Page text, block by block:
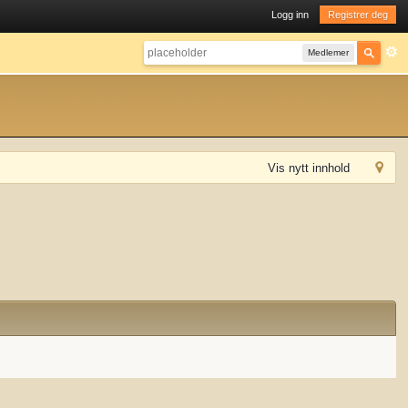
Logg inn Registrer deg
Medlemer
Vis nytt innhold